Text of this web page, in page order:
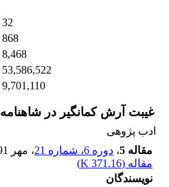
32
868
8,468
53,586,522
9,701,110
غیبت آرش کمانگیر در شاهنامه
ادب پژوهی
مقاله 5
، دوره 6، شماره 21 ، مهر 1391
مقاله (371.16 K
)
نویسندگان